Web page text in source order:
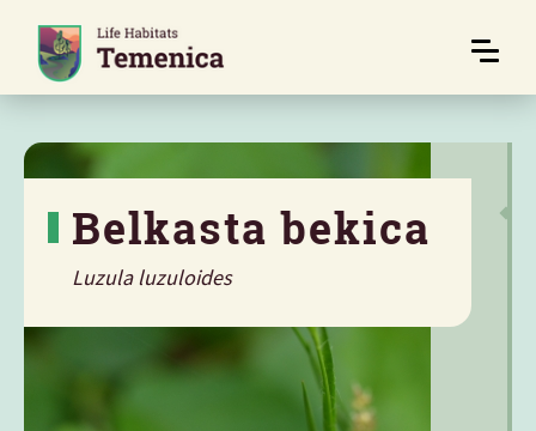
Belkasta bekica
Luzula luzuloides